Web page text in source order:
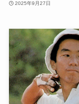
2025年9月27日